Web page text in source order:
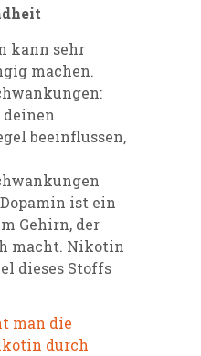
kann sehr
machen.
beeinflussen,
ist ein
Gehirn, der
macht. Nikotin
dieses Stoffs
man die
durch